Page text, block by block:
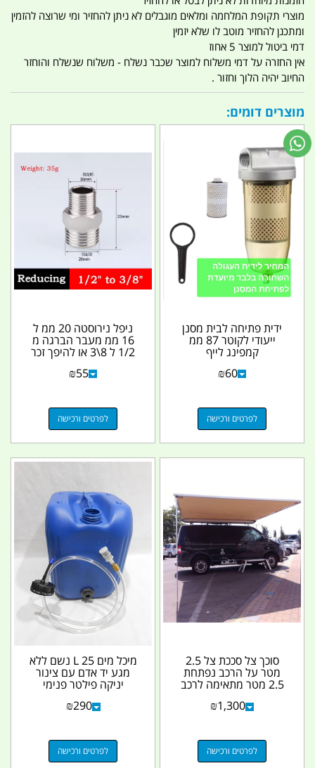
מוצרי תקופת המלחמה ומלאים מוגבלים לא ניתן להחזיר ומי שרוצה להזמין
ומתכנן להחזיר מוטב לו שלא יזמין
דמי ביטול למוצר 5 אחוז
אין החזרה על דמי משלוח למוצר שכבר נשלח - משלוח שנשלח והוחזר
החיוב יהיה הלוך וחזור .
מוצרים דומים:
ידית פתיחה לבית מסנן
ייעודי לקוטר 87 ממ
קמפינג לייף
₪60
לפרטים ורכישה
ניפל נירוסטה 20 ממ ל
16 ממ מעבר הברגה מ
1/2 ל 8\3 או להיפך זכר
דו צדדי קמפינג...
₪55
לפרטים ורכישה
סוכך צל סככת צל 2.5
מטר על הרכב נפתחת
2.5 מטר מתאימה לרכב
₪1,300
לפרטים ורכישה
מיכל מים 25 L נשם ללא
מגע יד אדם עם צינור
יניקה פילטר פנימי
ומשקולת הברגה חצי...
₪290
לפרטים ורכישה